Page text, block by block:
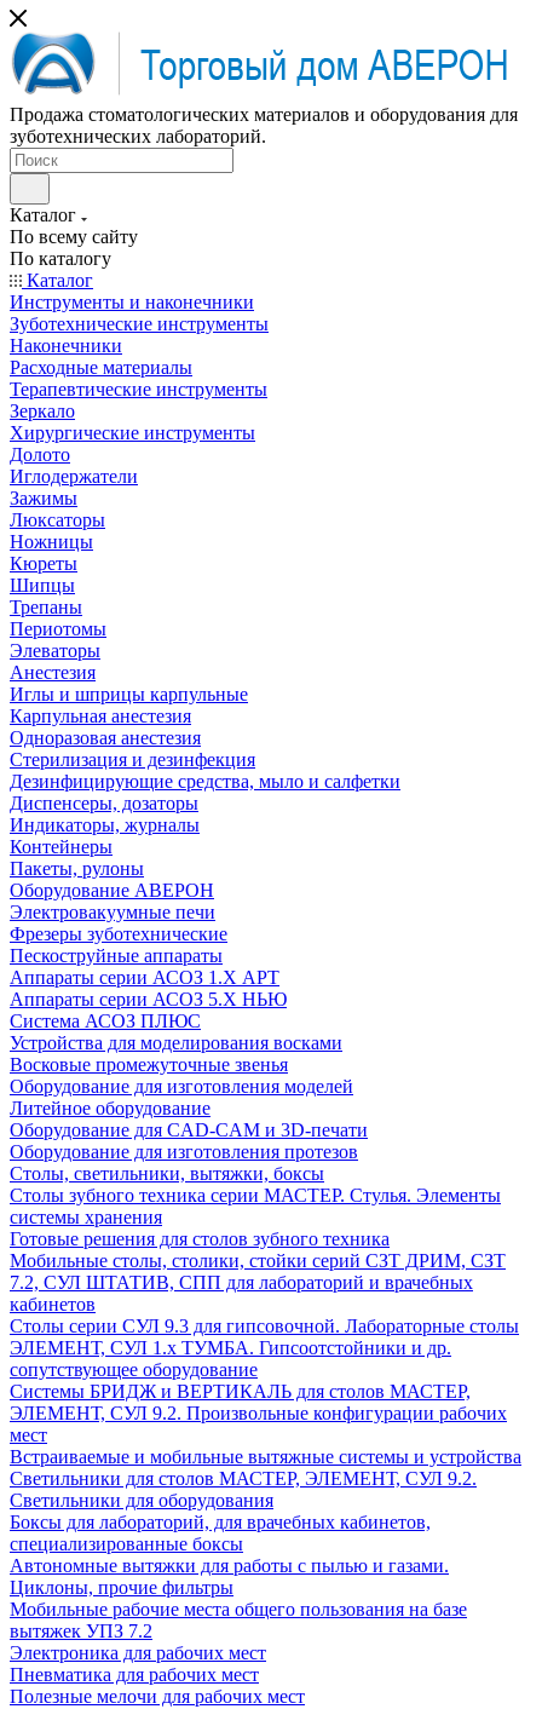
Продажа стоматологических материалов и оборудования для
зуботехнических лабораторий.
Каталог
По всему сайту
По каталогу
Каталог
Инструменты и наконечники
Зуботехнические инструменты
Наконечники
Расходные материалы
Терапевтические инструменты
Зеркало
Хирургические инструменты
Долото
Иглодержатели
Зажимы
Люксаторы
Ножницы
Кюреты
Шипцы
Трепаны
Периотомы
Элеваторы
Анестезия
Иглы и шприцы карпульные
Карпульная анестезия
Одноразовая анестезия
Стерилизация и дезинфекция
Дезинфицирующие средства, мыло и салфетки
Диспенсеры, дозаторы
Индикаторы, журналы
Контейнеры
Пакеты, рулоны
Оборудование АВЕРОН
Электровакуумные печи
Фрезеры зуботехнические
Пескоструйные аппараты
Аппараты серии АСОЗ 1.Х АРТ
Аппараты серии АСОЗ 5.Х НЬЮ
Система АСОЗ ПЛЮС
Устройства для моделирования восками
Восковые промежуточные звенья
Оборудование для изготовления моделей
Литейное оборудование
Оборудование для CAD-CAM и 3D-печати
Оборудование для изготовления протезов
Cтолы, светильники, вытяжки, боксы
Столы зубного техника серии МАСТЕР. Стулья. Элементы
системы хранения
Готовые решения для столов зубного техника
Мобильные столы, столики, стойки серий СЗТ ДРИМ, СЗТ
7.2, СУЛ ШТАТИВ, СПП для лабораторий и врачебных
кабинетов
Столы серии СУЛ 9.3 для гипсовочной. Лабораторные столы
ЭЛЕМЕНТ, СУЛ 1.х ТУМБА. Гипсоотстойники и др.
сопутствующее оборудование
Системы БРИДЖ и ВЕРТИКАЛЬ для столов МАСТЕР,
ЭЛЕМЕНТ, СУЛ 9.2. Произвольные конфигурации рабочих
мест
Встраиваемые и мобильные вытяжные системы и устройства
Светильники для столов МАСТЕР, ЭЛЕМЕНТ, СУЛ 9.2.
Светильники для оборудования
Боксы для лабораторий, для врачебных кабинетов,
специализированные боксы
Автономные вытяжки для работы с пылью и газами.
Циклоны, прочие фильтры
Мобильные рабочие места общего пользования на базе
вытяжек УПЗ 7.2
Электроника для рабочих мест
Пневматика для рабочих мест
Полезные мелочи для рабочих мест